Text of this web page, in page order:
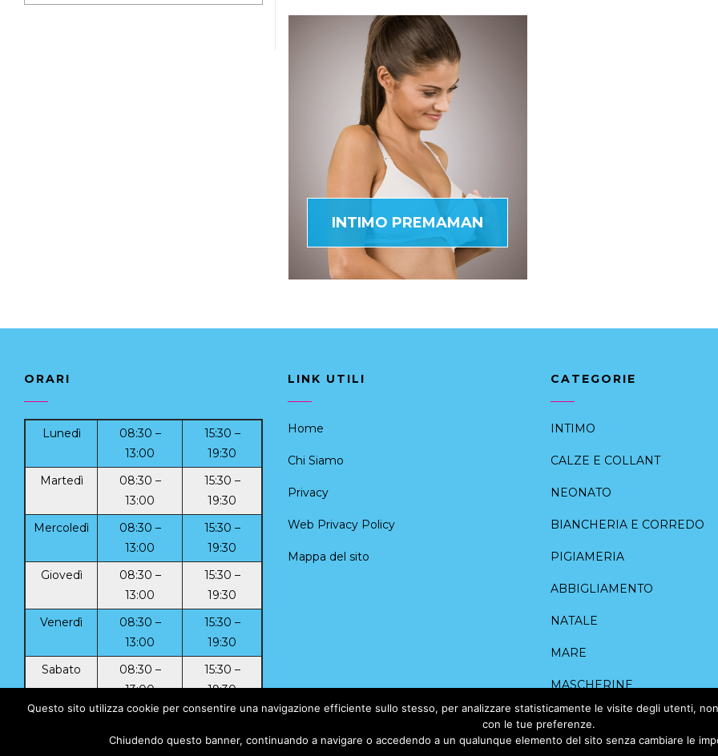
INTIMO PREMAMAN
ORARI
Lunedì
08:30 –
13:00
15:30 –
19:30
Martedì
08:30 –
13:00
15:30 –
19:30
Mercoledì
08:30 –
13:00
15:30 –
19:30
Giovedì
08:30 –
13:00
15:30 –
19:30
Venerdì
08:30 –
13:00
15:30 –
19:30
Sabato
08:30 –
13:00
15:30 –
19:30
Domenica
– –
LINK UTILI
Home
Chi Siamo
Privacy
Web Privacy Policy
Mappa del sito
CATEGORIE
INTIMO
CALZE E COLLANT
NEONATO
BIANCHERIA E CORREDO
PIGIAMERIA
ABBIGLIAMENTO
NATALE
MARE
MASCHERINE
Questo sito utilizza cookie per consentire una navigazione efficiente sullo stesso, per analizzare statisticamente le visite degli utenti,
con le tue preferenze.
Chiudendo questo banner, continuando a navigare o accedendo a un qualunque elemento del sito senza cambiare le